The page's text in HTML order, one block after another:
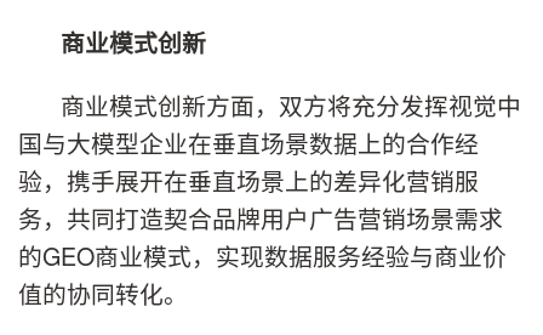
商业模式创新
商业模式创新方面，双方将充分发挥视觉中
国与大模型企业在垂直场景数据上的合作经
验，携手展开在垂直场景上的差异化营销服
务，共同打造契合品牌用户广告营销场景需求
的GEO商业模式，实现数据服务经验与商业价
值的协同转化。